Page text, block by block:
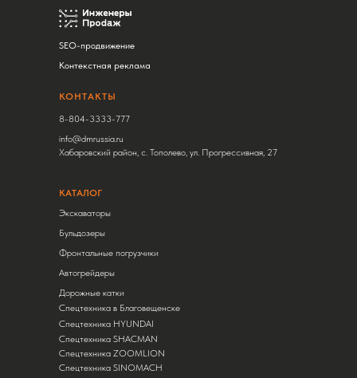
Экскаваторы
Бульдозеры
Фронтальные погрузчики
Автогрейдеры
Дорожные катки
Спецтехника в Благовещенске
Спецтехника HYUNDAI
Спецтехника SHACMAN
Спецтехника ZOOMLION
Спецтехника SINOMACH
КАТАЛОГ
SEO-продвижение
Контекстная реклама
8-804-3333-777
info@dmrussia.ru
Хабаровский район, с. Тополево, ул. Прогрессивная, 27
КОНТАКТЫ